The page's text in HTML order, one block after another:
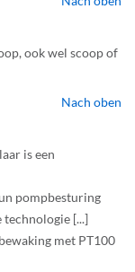
ook wel scoop of
Nach oben
is een
pompbesturing
technologie [...]
met PT100